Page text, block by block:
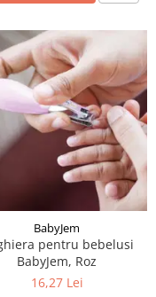
BabyJem
pentru bebelusi
BabyJem, Roz
16,27 Lei